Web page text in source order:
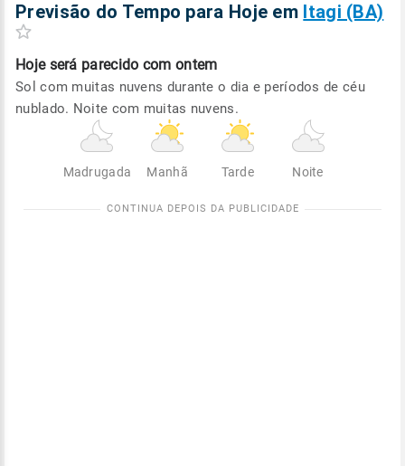
Previsão do Tempo para Hoje em Itagi (BA)
Hoje será parecido com ontem
Sol com muitas nuvens durante o dia e períodos de céu
nublado. Noite com muitas nuvens.
Madrugada Manhã Tarde Noite